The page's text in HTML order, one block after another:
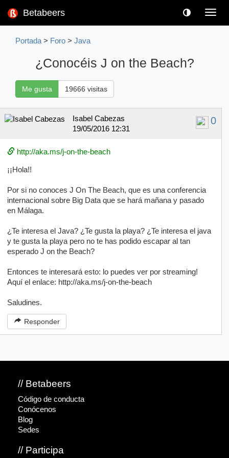
Betabeers
Portada > Foro > Java
¿Conocéis J on the Beach?
Me gusta 19666 visitas
0
Isabel Cabezas
19/05/2016 12:31
http://aka.ms/j-on-the-beach
¡¡Hola!!
Por si no conoces J On The Beach, que es una conferencia
internacional sobre Big Data que se hará mañana y pasado
en Málaga.
¿Te interesa el Java? ¿Te gusta la playa? ¿Te interesa el java
y te gusta la playa pero no te has podido escapar al tan
esperado J on the Beach?
Entonces te interesará esto: lo puedes ver por streaming!
Aquí el enlace: http://aka.ms/j-on-the-beach
Saludines.
Responder
// Betabeers
Código de conducta
Conócenos
Blog
Sedes
// Participa